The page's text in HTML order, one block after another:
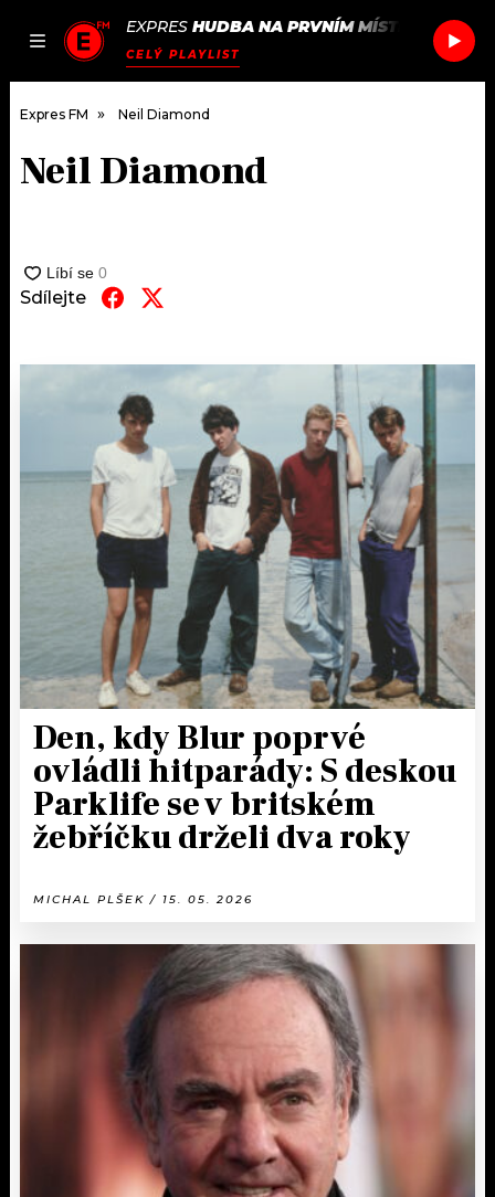
JAK
SEZNAM.CZ
EXPRES HUDBA NA PRVNÍM MÍSTĚ
CELÝ PLAYLIST
DOMŮ
AKTUÁLNĚ
ROZHOVORY
#NEBUDUDOMA
KALENDÁŘ
TRENDY
MIX
OSTATNÍ
PODCASTY
APLIKACE
PROGRAM
PLAYLIST
JAK NALADIT
SOUTĚŽE
Expres FM Neil Diamond
Neil Diamond
Sdílejte
Den, kdy Blur poprvé
ovládli hitparády: S deskou
Parklife se v britském
žebříčku drželi dva roky
MICHAL PLŠEK / 15. 05. 2026